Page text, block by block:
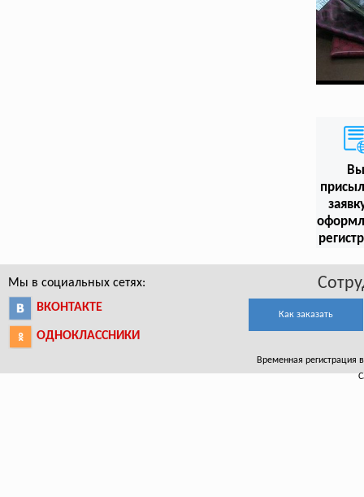
Вы
Мы в социальных сетях:
ВКОНТАКТЕ
ОДНОКЛАССНИКИ
Как заказать
Временная регистрация